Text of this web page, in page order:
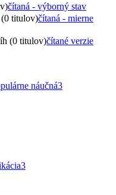
čítaná - výborný stav
(0 titulov)čítaná - mierne
(0 titulov)čítané verzie
náučná3
3